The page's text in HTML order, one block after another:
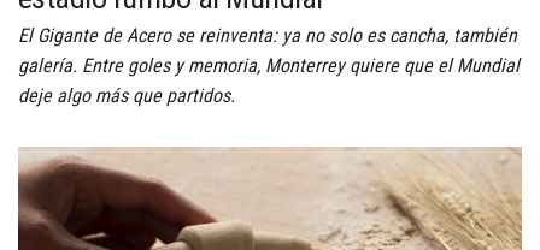
El Gigante de Acero se reinventa: ya no solo es cancha, también
galería. Entre goles y memoria, Monterrey quiere que el Mundial
deje algo más que partidos.